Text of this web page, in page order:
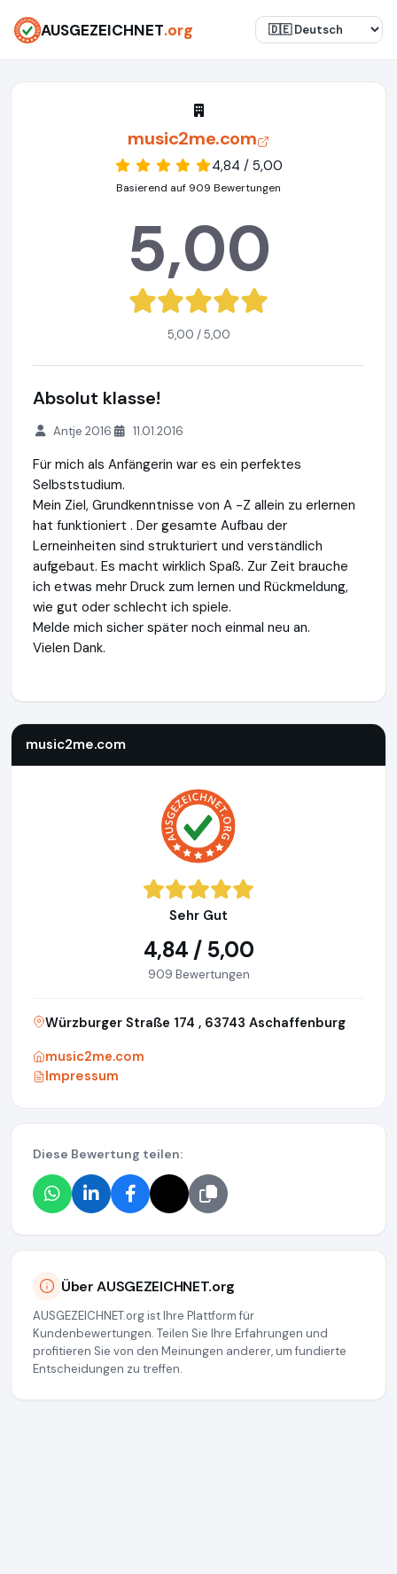
AUSGEZEICHNET.org
music2me.com
4,84 / 5,00
Basierend auf 909 Bewertungen
5,00
5,00 / 5,00
Absolut klasse!
Antje 2016 11.01.2016
Für mich als Anfängerin war es ein perfektes
Selbststudium.
Mein Ziel, Grundkenntnisse von A -Z allein zu erlernen
hat funktioniert . Der gesamte Aufbau der
Lerneinheiten sind strukturiert und verständlich
aufgebaut. Es macht wirklich Spaß. Zur Zeit brauche
ich etwas mehr Druck zum lernen und Rückmeldung,
wie gut oder schlecht ich spiele.
Melde mich sicher später noch einmal neu an.
Vielen Dank.
music2me.com
Sehr Gut
4,84 / 5,00
909 Bewertungen
Würzburger Straße 174 , 63743 Aschaffenburg
music2me.com
Impressum
Diese Bewertung teilen:
Über AUSGEZEICHNET.org
AUSGEZEICHNET.org ist Ihre Plattform für
Kundenbewertungen. Teilen Sie Ihre Erfahrungen und
profitieren Sie von den Meinungen anderer, um fundierte
Entscheidungen zu treffen.